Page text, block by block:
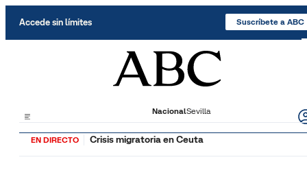
Accede sin límites Suscríbete a ABC
NacionalSevilla
EN DIRECTO Crisis migratoria en Ceuta